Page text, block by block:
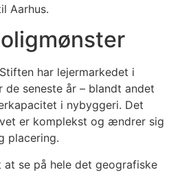
Aarhus.
har lejermarkedet i
seneste år – blandt andet
i nybyggeri. Det
er komplekst og ændrer sig
placering.
se på hele det geografiske